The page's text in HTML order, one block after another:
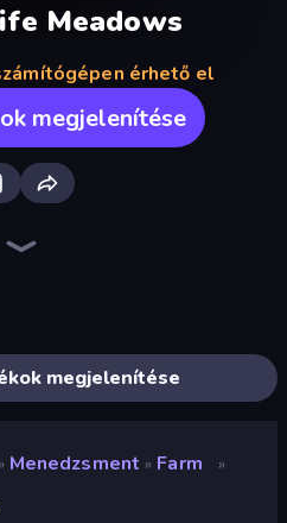
Meadows
érhető el
megjelenítése
megjelenítése
» Menedzsment » Farm »